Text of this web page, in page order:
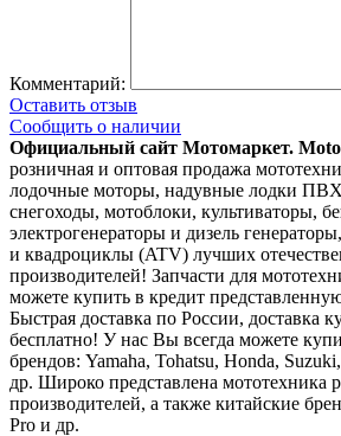
Комментарий:
Оставить отзыв
Сообщить о наличии
Официальный сайт Мотомаркет.
розничная и оптовая продажа
лодочные моторы, надувные лодки
снегоходы, мотоблоки, культиваторы,
электрогенераторы и дизель
и квадроциклы (ATV) лучших
производителей! Запчасти для
можете купить в кредит
Быстрая доставка по России, доставка
бесплатно! У нас Вы всегда можете
брендов: Yamaha, Tohatsu, Honda,
др. Широко представлена мототехника
производителей, а также китайские
Pro и др.